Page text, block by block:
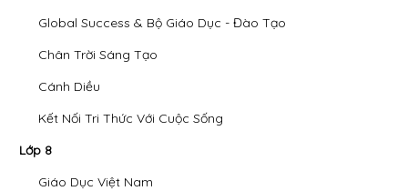
Global Success & Bộ Giáo Dục - Đào Tạo
Chân Trời Sáng Tạo
Cánh Diều
Kết Nối Tri Thức Với Cuộc Sống
Lớp 8
Giáo Dục Việt Nam